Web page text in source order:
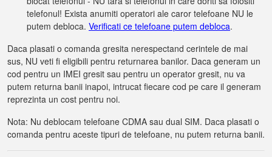
telefonul! Exista anumiti operatori ale caror telefoane NU le
putem debloca. Verificati ce telefoane putem debloca.
Daca plasati o comanda gresita nerespectand cerintele de mai
sus, NU veti fi eligibili pentru returnarea banilor. Daca generam un
cod pentru un IMEI gresit sau pentru un operator gresit, nu va
putem returna banii inapoi, intrucat fiecare cod pe care il generam
reprezinta un cost pentru noi.
Nota: Nu deblocam telefoane CDMA sau dual SIM. Daca plasati o
comanda pentru aceste tipuri de telefoane, nu putem returna banii.